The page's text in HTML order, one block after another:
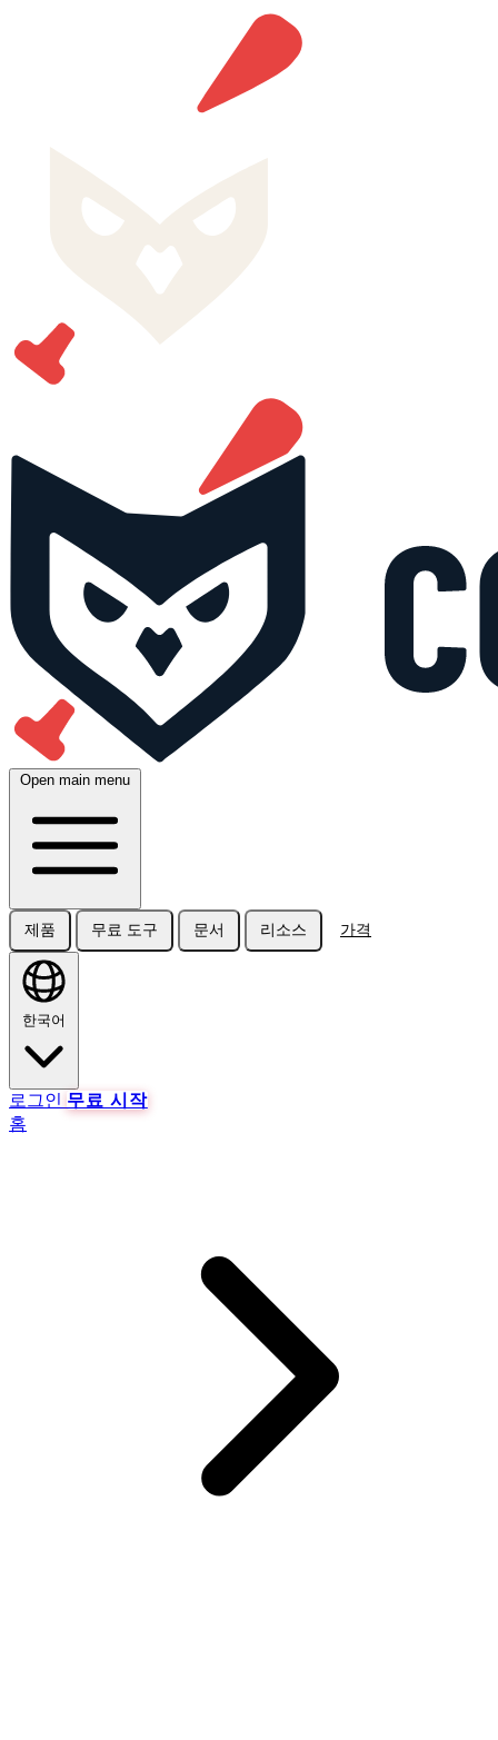
Open main menu
제품 무료 도구 문서 리소스 가격
한국어
로그인 무료 시작
홈